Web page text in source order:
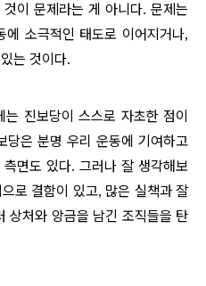
이 문제라는 게 아니다. 문제는
소극적인 태도로 이어지거나,
는 것이다.
진보당이 스스로 자초한 점이
당은 분명 우리 운동에 기여하고
면도 있다. 그러나 잘 생각해보
로 결함이 있고, 많은 실책과 잘
상처와 앙금을 남긴 조직들을 탄